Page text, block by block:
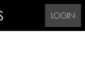
LOGIN